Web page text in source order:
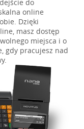
do
online
Dzięki
masz dostęp
miejsca i o
gdy pracujesz nad